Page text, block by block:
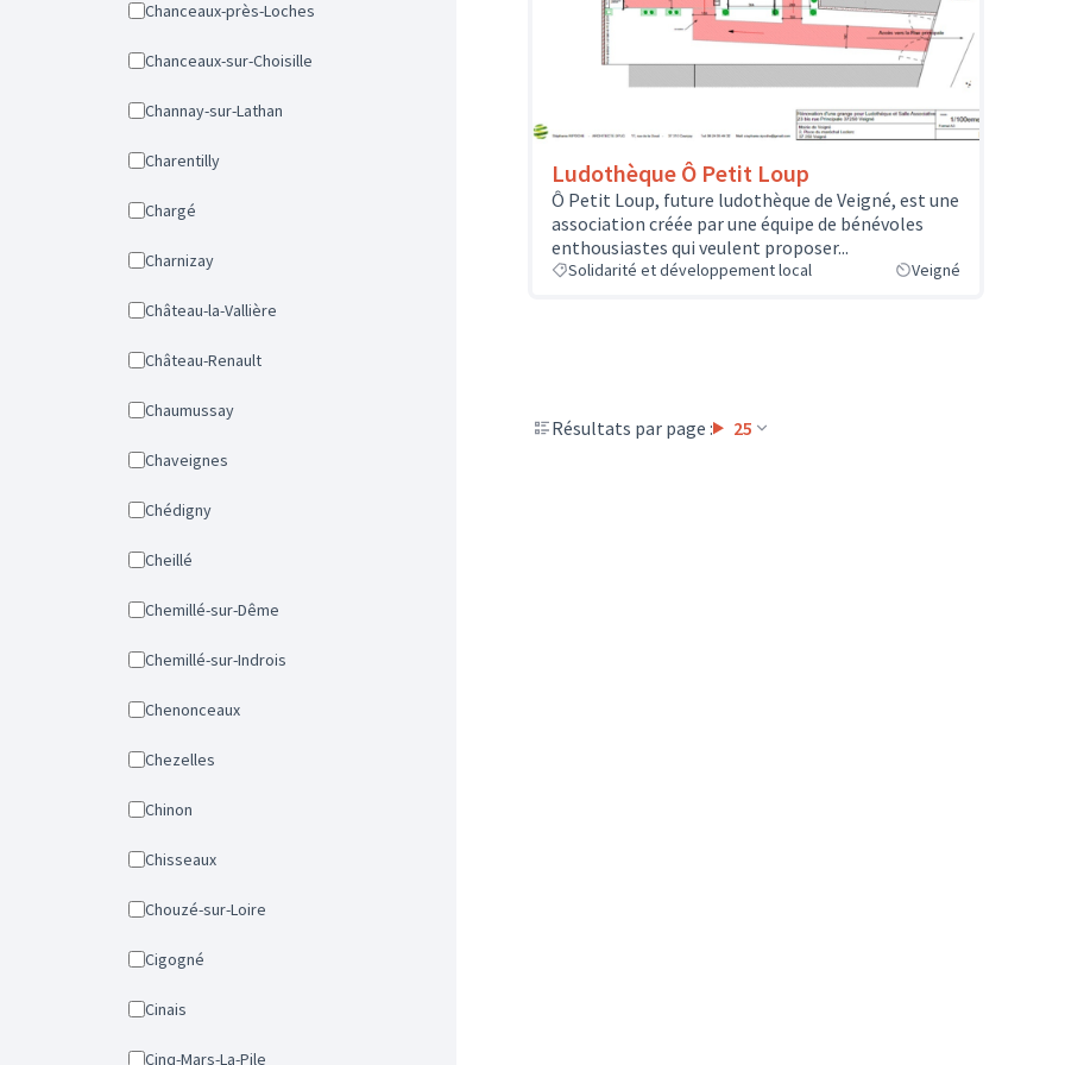
Chanceaux-près-Loches
Chanceaux-sur-Choisille
Channay-sur-Lathan
Charentilly
Chargé
Charnizay
Château-la-Vallière
Château-Renault
Chaumussay
Chaveignes
Chédigny
Cheillé
Chemillé-sur-Dême
Chemillé-sur-Indrois
Chenonceaux
Chezelles
Chinon
Chisseaux
Chouzé-sur-Loire
Cigogné
Cinais
Cinq-Mars-La-Pile
Ludothèque Ô Petit Loup
Ô Petit Loup, future ludothèque de Veigné, est une
association créée par une équipe de bénévoles
enthousiastes qui veulent proposer...
Solidarité et développement local Veigné
Résultats par page : 25